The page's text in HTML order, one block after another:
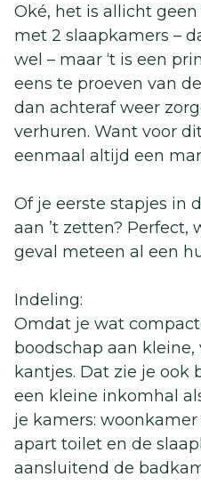
Oké, het is allicht
met 2 slaapkamers –
wel – maar ‘t is een
eens te proeven van
dan achteraf weer
verhuren. Want voor
eenmaal altijd een
Of je eerste stapjes in
aan ’t zetten?
geval meteen al een
Indeling:
Omdat je wat
boodschap aan kleine,
kantjes. Dat zie je ook
een kleine inkomhal
je kamers:
apart toilet en de
aansluitend de